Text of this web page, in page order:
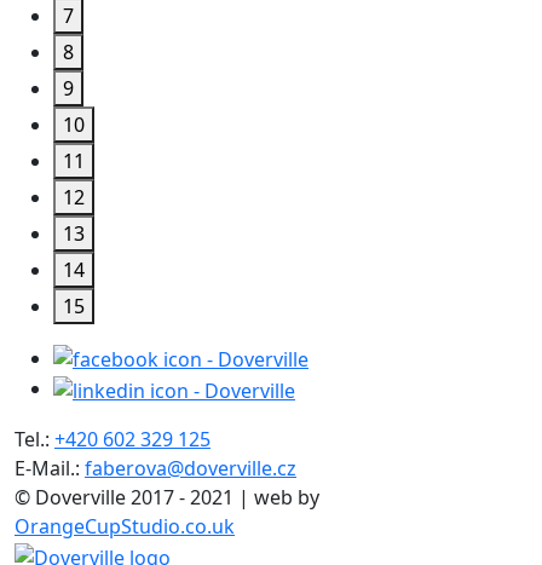
7
8
9
10
11
12
13
14
15
Tel.: +420 602 329 125
E-Mail.: faberova@doverville.cz
© Doverville 2017 - 2021 | web by
OrangeCupStudio.co.uk